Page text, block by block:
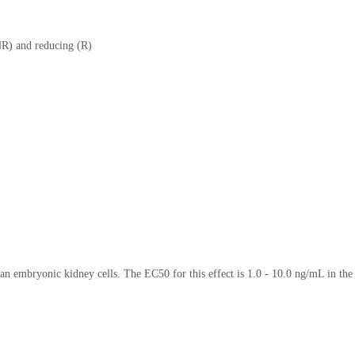
and reducing (R)
embryonic kidney cells. The EC50 for this effect is 1.0 - 10.0 ng/mL in the